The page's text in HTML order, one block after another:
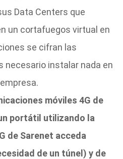
Data Centers que
un cortafuegos virtual en
se cifran las
necesario instalar nada en
móviles 4G de
portátil utilizando la
de Sarenet acceda
de un túnel) y de